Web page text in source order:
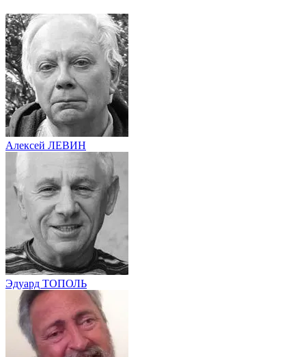
Алексей ЛЕВИН
Эдуард ТОПОЛЬ